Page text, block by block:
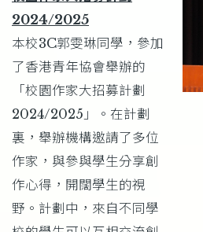
2024/2025
本校3C郭雯琳同學，參加
了香港青年協會舉辦的
「校園作家大招募計劃
2024/2025」。在計劃
裏，舉辦機構邀請了多位
作家，與參與學生分享創
作心得，開闊學生的視
野。計劃中，來自不同學